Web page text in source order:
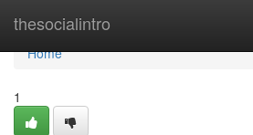
thesocialintro
Home
Home
1